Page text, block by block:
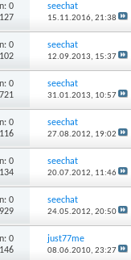
0
seechat
15.11.2016, 21:38
0
seechat
12.09.2013, 15:37
0
seechat
31.01.2013, 10:57
0
seechat
27.08.2012, 19:02
0
seechat
20.07.2012, 11:46
0
seechat
24.05.2012, 20:50
0
just77me
08.06.2010, 23:27